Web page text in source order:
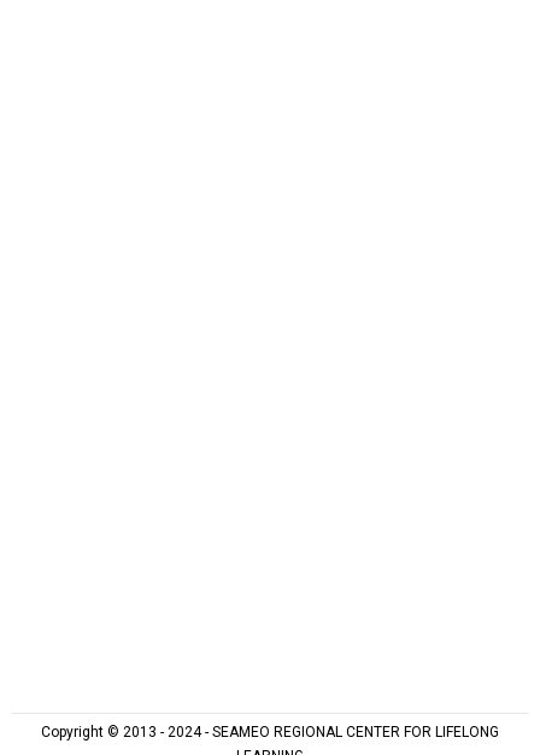
Copyright © 2013 - 2024 - SEAMEO REGIONAL CENTER FOR LIFELONG